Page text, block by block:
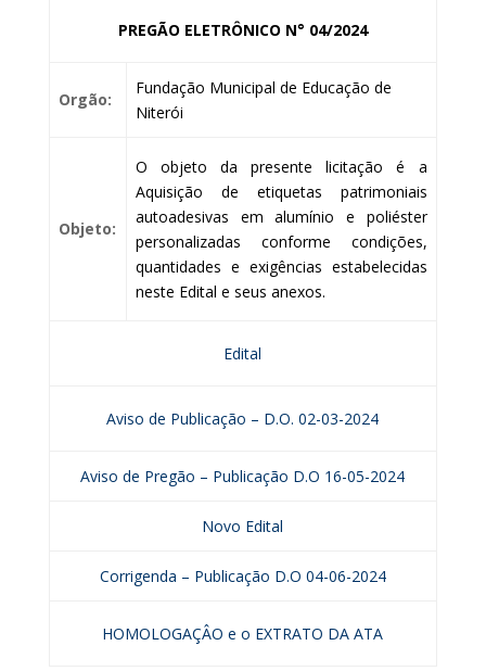
PREGÃO ELETRÔNICO N° 04/2024
Orgão:
Fundação Municipal de Educação de
Niterói
Objeto:
O objeto da presente licitação é a
Aquisição de etiquetas patrimoniais
autoadesivas em alumínio e poliéster
personalizadas conforme condições,
quantidades e exigências estabelecidas
neste Edital e seus anexos.
Edital
Aviso de Publicação – D.O. 02-03-2024
Aviso de Pregão – Publicação D.O 16-05-2024
Novo Edital
Corrigenda – Publicação D.O 04-06-2024
HOMOLOGAÇÂO e o EXTRATO DA ATA